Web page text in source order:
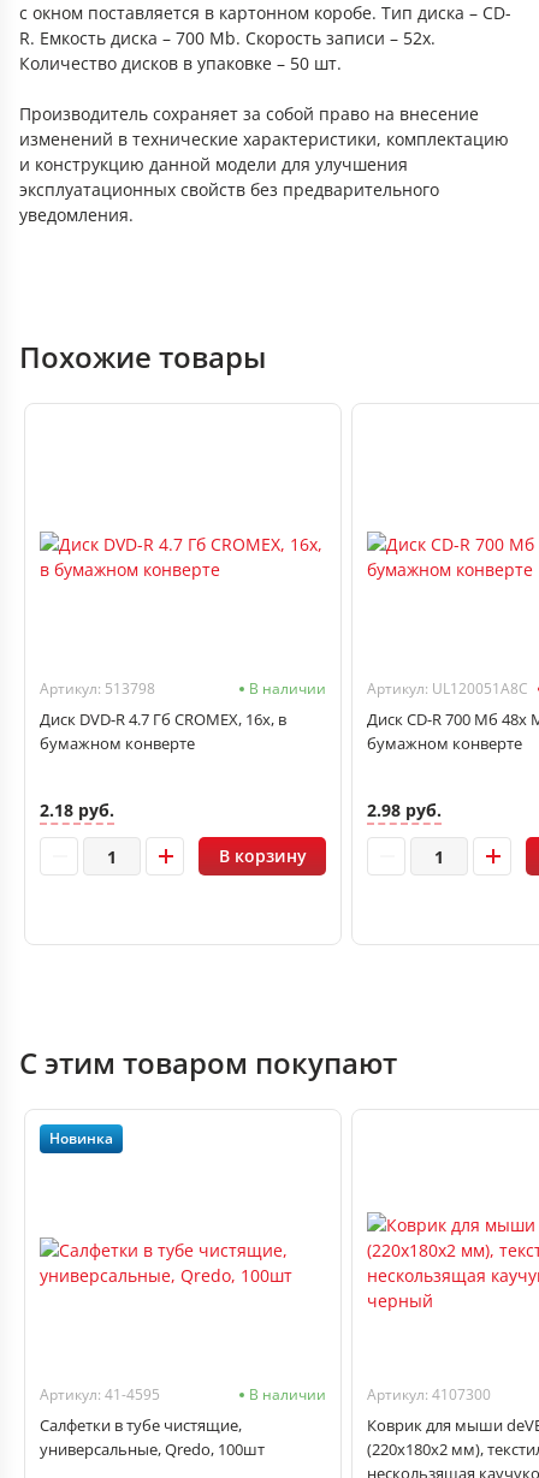
с окном поставляется в картонном коробе. Тип диска – CD-
R. Емкость диска – 700 Mb. Скорость записи – 52x.
Количество дисков в упаковке – 50 шт.
Производитель сохраняет за собой право на внесение
изменений в технические характеристики, комплектацию
и конструкцию данной модели для улучшения
эксплуатационных свойств без предварительного
уведомления.
Похожие товары
Артикул: 513798 В наличии
Диск DVD-R 4.7 Гб CROMEX, 16х, в
бумажном конверте
2.18 руб.
В корзину
Артикул: UL120051A8C
Диск CD-R 700 Мб 48х
бумажном конверте
2.98 руб.
С этим товаром покупают
Новинка
Артикул: 41-4595 В наличии
Салфетки в тубе чистящие,
универсальные, Qredo, 100шт
Артикул: 4107300
Коврик для мыши
(220x180x2 мм),
нескользящая